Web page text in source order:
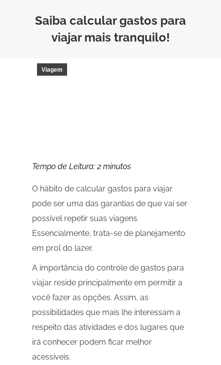
Saiba calcular gastos para
viajar mais tranquilo!
Viagem
Tempo de Leitura:2 minutos
O hábito de calcular gastos para viajar
pode ser uma das garantias de que vai ser
possível repetir suas viagens.
Essencialmente, trata-se de planejamento
em prol do lazer.
A importância do controle de gastos para
viajar reside principalmente em permitir a
você fazer as opções. Assim, as
possibilidades que mais lhe interessam a
respeito das atividades e dos lugares que
irá conhecer podem ficar melhor
acessíveis.